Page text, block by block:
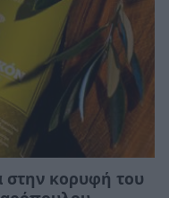
στην κορυφή του